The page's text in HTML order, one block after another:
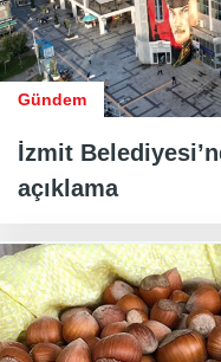
Gündem
İzmit
açıklama